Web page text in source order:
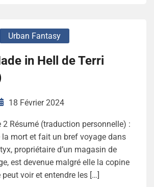
Urban Fantasy
in Hell de Terri
18 Février 2024
2 Résumé (traduction personnelle) :
mort et fait un bref voyage dans
propriétaire d’un magasin de
est devenue malgré elle la copine
voir et entendre les […]